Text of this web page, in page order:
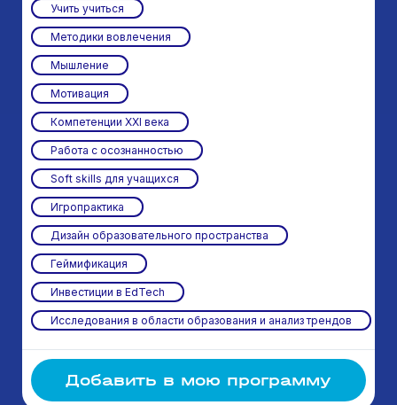
Учить учиться
Методики вовлечения
Мышление
Мотивация
Компетенции XXI века
Работа с осознанностью
Soft skills для учащихся
Игропрактика
Дизайн образовательного пространства
Геймификация
Инвестиции в EdTech
Исследования в области образования и анализ трендов
Добавить в мою программу